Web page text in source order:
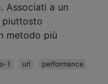
Associati a un
piuttosto
metodo più
1 url
performance